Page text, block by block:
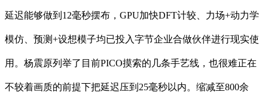
延迟能够做到12毫秒摆布，GPU加快DFT计较、力场+动力学
模仿、预测+设想模子均已投入字节企业合做伙伴进行现实使
用。杨震原列举了目前PICO摸索的几条手艺线，也很难正在
不较着画质的前提下把延迟压到25毫秒以内。缩减至800余